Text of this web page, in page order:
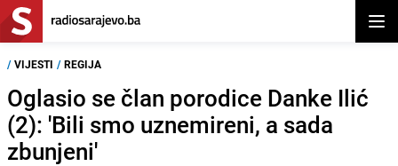
/ VIJESTI / REGIJA
Oglasio se član porodice Danke Ilić
(2): 'Bili smo uznemireni, a sada
zbunjeni'